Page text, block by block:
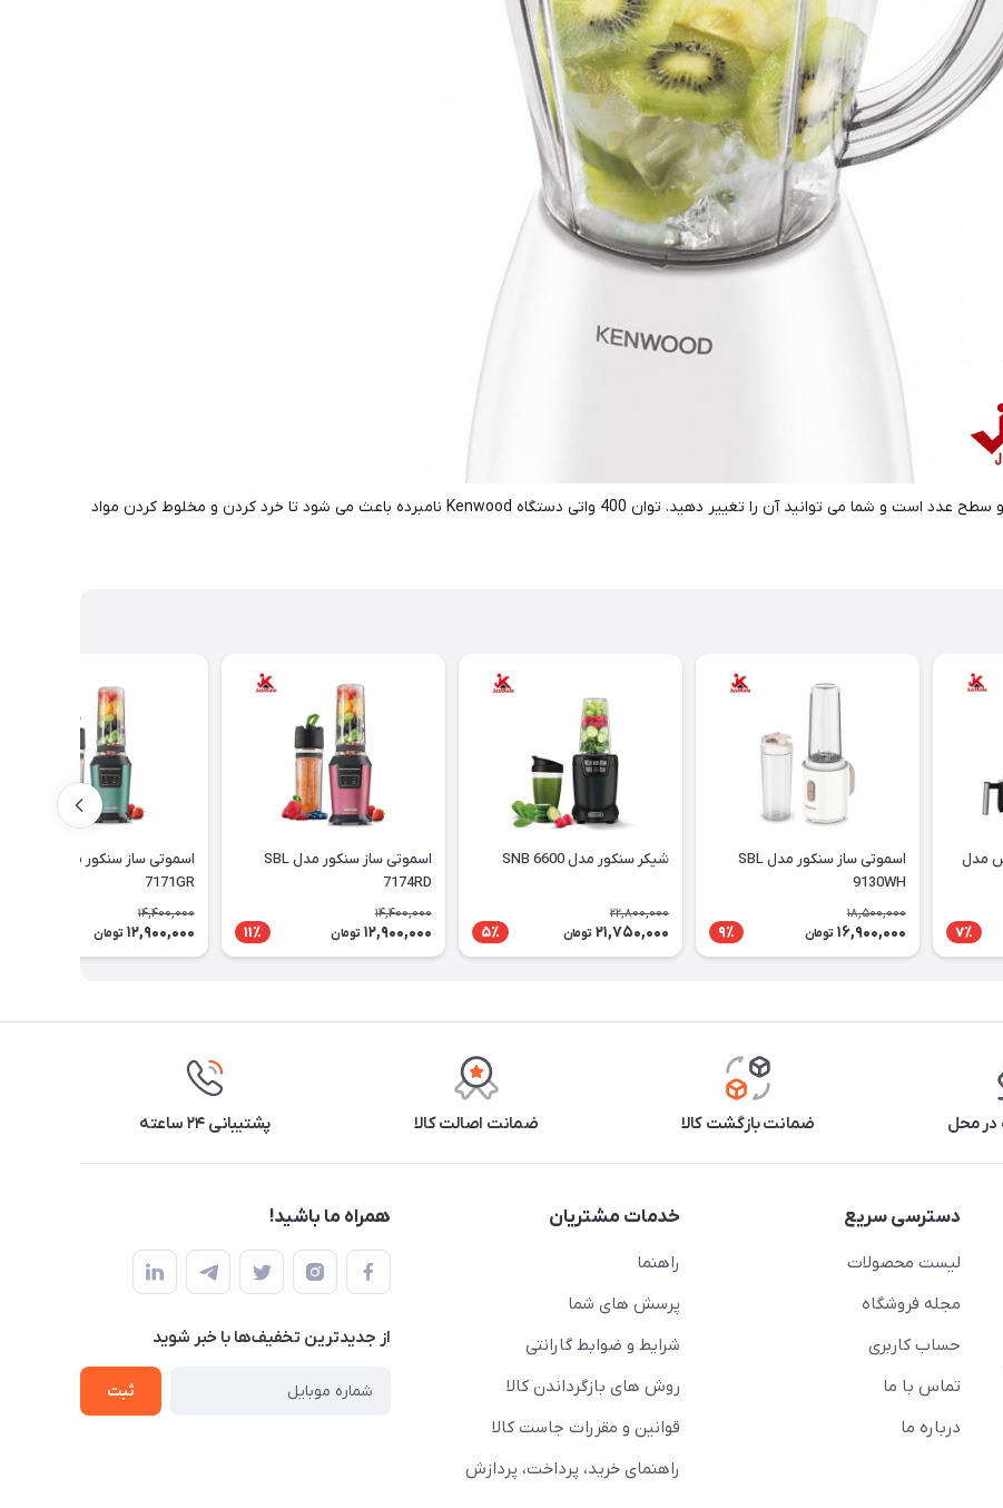
تعداد سرعت های به کار رفته در مخلوط کن BL-P10 کنوود در دو سطح عدد است و شما می توانید آن را تغییر دهید. توان 400 واتی دستگاه Kenwood نامبرده باعث می شود تا خرد کردن و مخلوط کردن مواد
مدل
7٪
اسموتی ساز سنکور مدل SBL
9130WH
18,500,000
16,900,000 تومان 9٪
شیکر سنکور مدل SNB 6600
22,800,000
21,750,000 تومان 5٪
اسموتی ساز سنکور مدل SBL
7174RD
14,400,000
12,900,000 تومان 11٪
7171GR
14,400,000
12,900,000 تومان
در محل ضمانت بازگشت کالا ضمانت اصالت کالا پشتیبانی ۲۴ ساعته
دسترسی سریع
لیست محصولات
مجله فروشگاه
حساب کاربری
تماس با ما
درباره ما
خدمات مشتریان
راهنما
پرسش های شما
شرایط و ضوابط گارانتی
روش های بازگرداندن کالا
قوانین و مقررات جاست کالا
راهنمای خرید، پرداخت، پردازش
همراه ما باشید!
از جدید‌ترین تخفیف‌ها با‌ خبر شوید
ثبت